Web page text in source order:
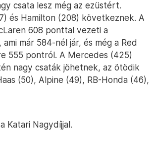
csata lesz még az ezüstért.
és Hamilton (208) következnek. A
608 ponttal vezeti a
már 584-nél jár, és még a Red
555 pontról. A Mercedes (425)
nagy csaták jöhetnek, az ötödik
(50), Alpine (49), RB-Honda (46),
Katari Nagydíjjal.